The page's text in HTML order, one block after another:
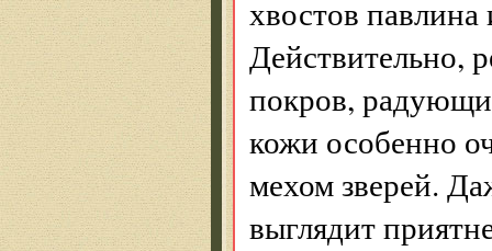
хвостов
Действительно,
покров,
кожи особенно
мехом зверей.
выглядит